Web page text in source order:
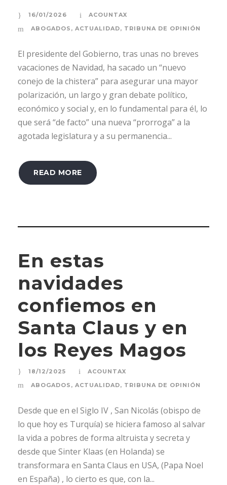
16/01/2026
ACOUNTAX
ABOGADOS , ACTUALIDAD, TRIBUNA DE OPINIÓN
El presidente del Gobierno, tras unas no breves
vacaciones de Navidad, ha sacado un “nuevo
conejo de la chistera” para asegurar una mayor
polarización, un largo y gran debate político,
económico y social y, en lo fundamental para él, lo
que será “de facto” una nueva “prorroga” a la
agotada legislatura y a su permanencia...
READ MORE
En estas
navidades
confiemos en
Santa Claus y en
los Reyes Magos
18/12/2025
ACOUNTAX
ABOGADOS , ACTUALIDAD, TRIBUNA DE OPINIÓN
Desde que en el Siglo IV , San Nicolás (obispo de
lo que hoy es Turquía) se hiciera famoso al salvar
la vida a pobres de forma altruista y secreta y
desde que Sinter Klaas (en Holanda) se
transformara en Santa Claus en USA, (Papa Noel
en España) , lo cierto es que, con la...